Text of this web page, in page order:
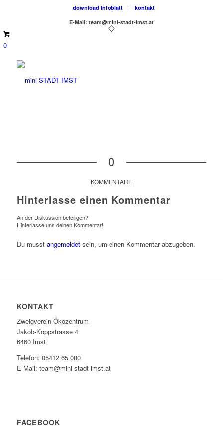
download Infoblatt
kontakt
E-Mail: team@mini-stadt-imst.at
0
0
KOMMENTARE
Hinterlasse einen Kommentar
An der Diskussion beteiligen?
Hinterlasse uns deinen Kommentar!
Du musst angemeldetsein, um einen Kommentar abzugeben.
KONTAKT
Zweigverein Ökozentrum
Jakob-Koppstrasse 4
6460 Imst
Telefon: 05412 65 080
E-Mail: team@mini-stadt-imst.at
FACEBOOK